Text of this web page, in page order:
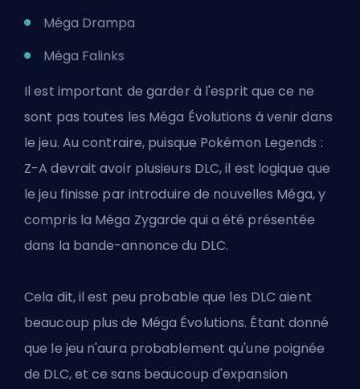
Méga Drampa
Méga Falinks
Il est important de garder à l'esprit que ce ne
sont pas toutes les Méga Évolutions à venir dans
le jeu. Au contraire, puisque Pokémon Legends :
Z-A devrait avoir plusieurs DLC, il est logique que
le jeu finisse par introduire de nouvelles Méga, y
compris la Méga Zygarde qui a été présentée
dans la bande-annonce du DLC.
Cela dit, il est peu probable que les DLC aient
beaucoup plus de Méga Évolutions. Étant donné
que le jeu n'aura probablement qu'une poignée
de DLC, et ce sans beaucoup d'expansion